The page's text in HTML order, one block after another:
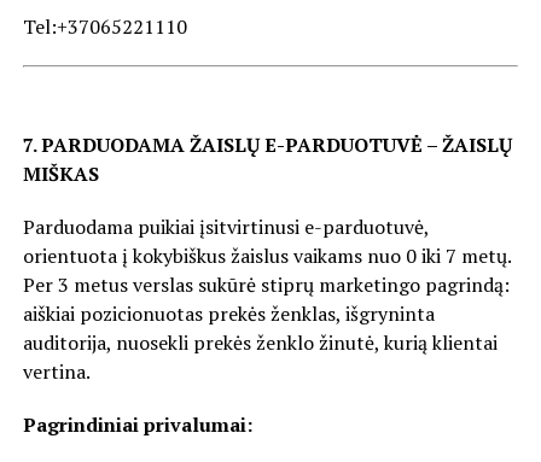
Tel:+37065221110
7. PARDUODAMA ŽAISLŲ E-PARDUOTUVĖ – ŽAISLŲ
MIŠKAS
Parduodama puikiai įsitvirtinusi e-parduotuvė,
orientuota į kokybiškus žaislus vaikams nuo 0 iki 7 metų.
Per 3 metus verslas sukūrė stiprų marketingo pagrindą:
aiškiai pozicionuotas prekės ženklas, išgryninta
auditorija, nuosekli prekės ženklo žinutė, kurią klientai
vertina.
Pagrindiniai privalumai: